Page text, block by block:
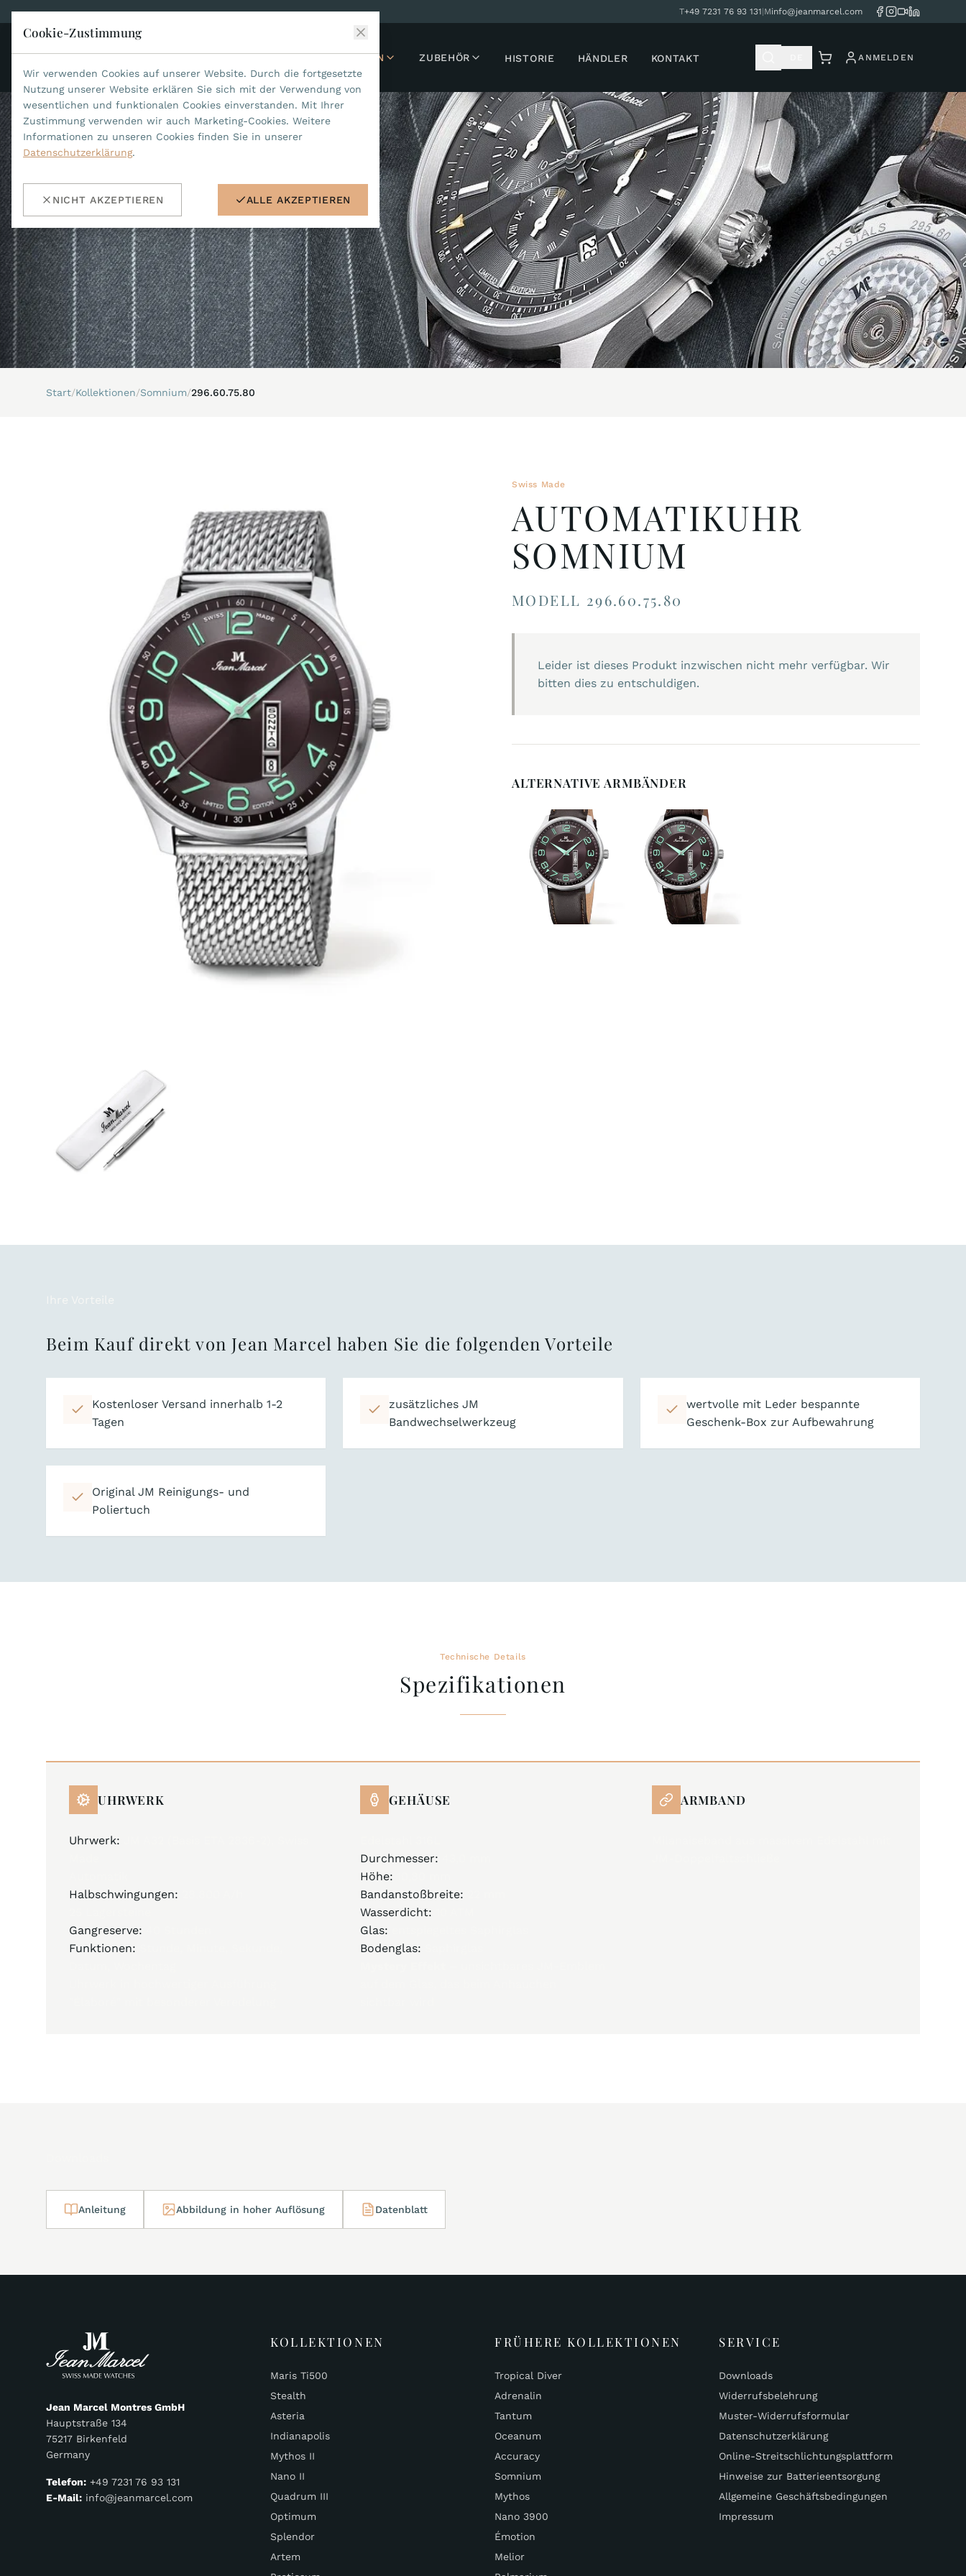
T+49 7231 76 93 131 Minfo@jeanmarcel.com
JEAN MARCEL KOLLEKTIONEN ZUBEHÖR HISTORIE HÄNDLER KONTAKT ANMELDEN
Start/Kollektionen/Somnium/296.60.75.80
Swiss Made
AUTOMATIKUHR
SOMNIUM
MODELL 296.60.75.80
Leider ist dieses Produkt inzwischen nicht mehr verfügbar. Wir
bitten dies zu entschuldigen.
ALTERNATIVE ARMBÄNDER
Beim Kauf direkt von Jean Marcel haben Sie die folgenden Vorteile
Kostenloser Versand innerhalb 1-2
Tagen
zusätzliches JM
Bandwechselwerkzeug
wertvolle mit Leder bespannte
Geschenk-Box zur Aufbewahrung
Original JM Reinigungs- und
Poliertuch
Technische Details
Spezifikationen
UHRWERK
Uhrwerk:
Halbschwingungen:
Gangreserve:
Funktionen:
GEHÄUSE
Durchmesser:
Höhe:
Bandanstoßbreite:
Wasserdicht:
Glas:
Bodenglas:
ARMBAND
Anleitung Abbildung in hoher Auflösung Datenblatt
Jean Marcel Montres GmbH
Hauptstraße 134
75217 Birkenfeld
Germany
Telefon: +49 7231 76 93 131
E-Mail: info@jeanmarcel.com
KOLLEKTIONEN
Maris Ti500
Stealth
Asteria
Indianapolis
Mythos II
Nano II
Quadrum III
Optimum
Splendor
Artem
FRÜHERE KOLLEKTIONEN
Tropical Diver
Adrenalin
Tantum
Oceanum
Accuracy
Somnium
Mythos
Nano 3900
Émotion
Melior
SERVICE
Downloads
Widerrufsbelehrung
Muster-Widerrufsformular
Datenschutzerklärung
Online-Streitschlichtungsplattform
Hinweise zur Batterieentsorgung
Allgemeine Geschäftsbedingungen
Impressum
Cookie-Zustimmung
Wir verwenden Cookies auf unserer Website. Durch die fortgesetzte
Nutzung unserer Website erklären Sie sich mit der Verwendung von
wesentlichen und funktionalen Cookies einverstanden. Mit Ihrer
Zustimmung verwenden wir auch Marketing-Cookies. Weitere
Informationen zu unseren Cookies finden Sie in unserer
Datenschutzerklärung.
NICHT AKZEPTIEREN ALLE AKZEPTIEREN